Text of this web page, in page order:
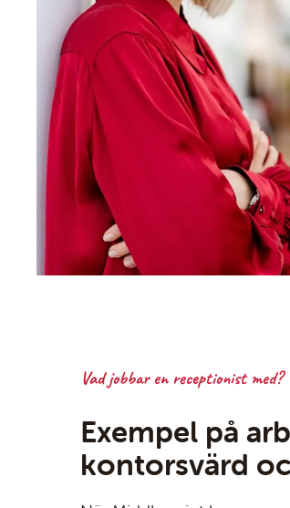
Vad jobbar en receptionist med?
Exempel på
kontorsvärd